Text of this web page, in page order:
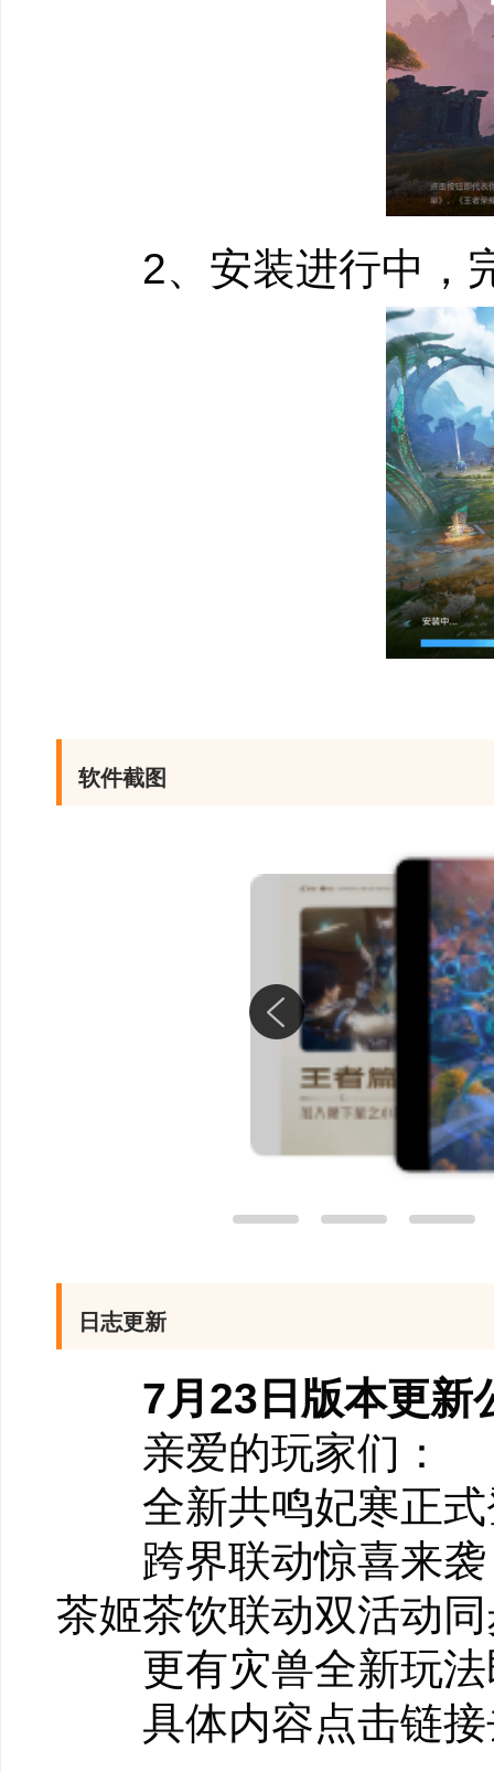
人。快速循环的技能
2、共鸣任务：妃寒【
来自北荒的旅人，能
开启时间：2026年7
开启条件：完成【觉
内容说明：开启英雄
白一起历经许多许多
终于来到了温暖的稷
却忽然到来，大白的
2、安装进行中，
软件截图
日志更新
7月23日版本更新
亲爱的玩家们：
全新共鸣妃寒正式
跨界联动惊喜来袭
茶姬茶饮联动双活动
更有灾兽全新玩法
具体内容点击链接